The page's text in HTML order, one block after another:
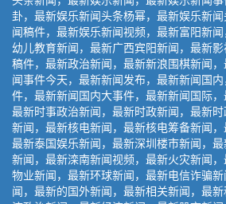
卦，最新娱乐新闻头条杨幂，最新娱乐新
闻稿件，最新娱乐新闻视频，最新富阳新
幼儿教育新闻，最新广西宾阳新闻，最新
稿件，最新政治新闻，最新新浪围棋新闻
闻事件今天，最新新闻发布，最新新闻国
件，最新新闻国内大事件，最新新闻国际，
最新时事政治新闻，最新时政新闻，最新
新闻，最新核电新闻，最新核电筹备新闻，
最新泰国娱乐新闻，最新深圳楼市新闻，
新闻，最新滦南新闻视频，最新火灾新闻
物业新闻，最新环球新闻，最新电信诈骗
闻，最新的国外新闻，最新相关新闻，最